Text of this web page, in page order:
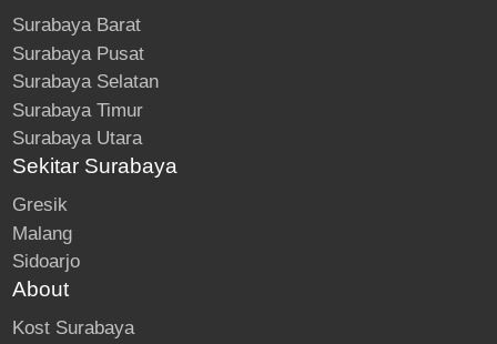
Surabaya Barat
Surabaya Pusat
Surabaya Selatan
Surabaya Timur
Surabaya Utara
Sekitar Surabaya
Gresik
Malang
Sidoarjo
About
Kost Surabaya